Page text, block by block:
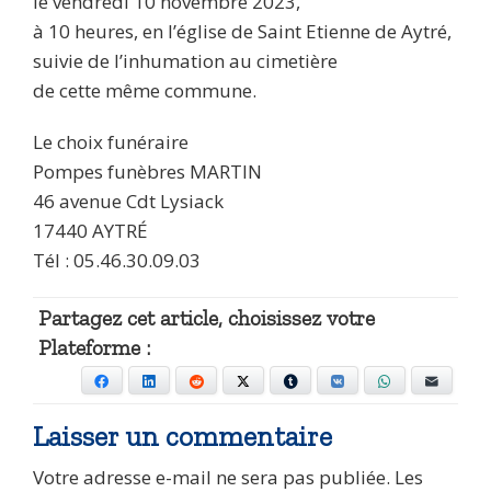
à 10 heures, en l’église de Saint Etienne de Aytré,
suivie de l’inhumation au cimetière
de cette même commune.
Le choix funéraire
Pompes funèbres MARTIN
46 avenue Cdt Lysiack
17440 AYTRÉ
Tél : 05.46.30.09.03
Partagez cet article, choisissez votre
Plateforme :
Facebook LinkedIn Reddit Tumblr VKontakte WhatsApp
Laisser un commentaire
Votre adresse e-mail ne sera pas publiée. Les